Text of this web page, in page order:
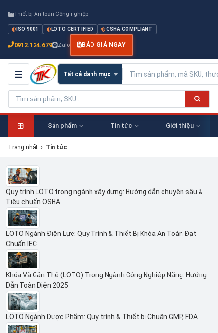
Thiết bị An toàn Công nghiệp
ISO 9001 LOTO CERTIFIED OSHA COMPLIANT
0912.124.679 Zalo BÁO GIÁ NGAY
Sản phẩm Tin tức Giới thiệu
Trang nhất › Tin tức
Quy trình LOTO trong ngành xây dựng: Hướng dẫn chuyên sâu &
Tiêu chuẩn OSHA
LOTO Ngành Điện Lực: Quy Trình & Thiết Bị Khóa An Toàn Đạt
Chuẩn IEC
Khóa Và Gắn Thẻ (LOTO) Trong Ngành Công Nghiệp Nặng: Hướng
Dẫn Toàn Diện 2025
LOTO Ngành Dược Phẩm: Quy trình & Thiết bị Chuẩn GMP, FDA